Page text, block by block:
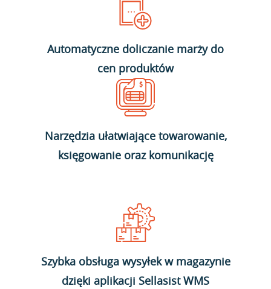
Automatyczne doliczanie marży do
cen produktów
Narzędzia ułatwiające towarowanie,
księgowanie oraz komunikację
Szybka obsługa wysyłek w magazynie
dzięki aplikacji Sellasist WMS